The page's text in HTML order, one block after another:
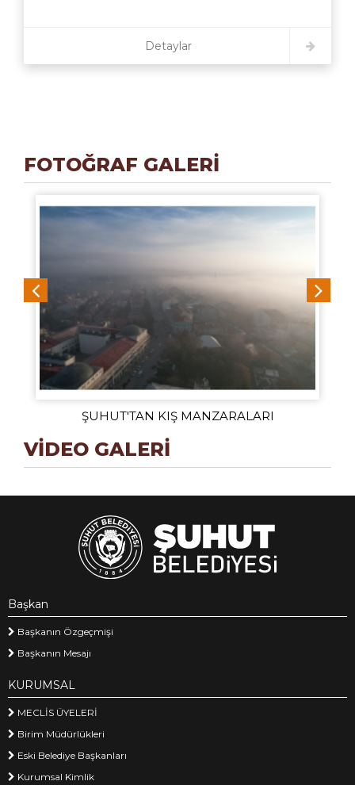
Detaylar
FOTOĞRAF GALERİ
ŞUHUT'TAN KIŞ MANZARALARI
VİDEO GALERİ
Başkan
Başkanın Özgeçmişi
Başkanın Mesajı
KURUMSAL
MECLİS ÜYELERİ
Birim Müdürlükleri
Eski Belediye Başkanları
Kurumsal Kimlik